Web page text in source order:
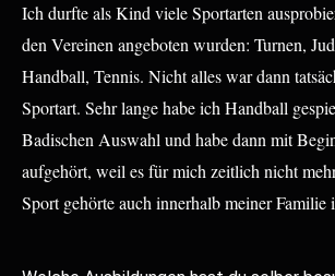
Ich durfte als Kind viele Sportarten
den Vereinen angeboten wurden: Turnen,
Handball, Tennis. Nicht alles war dann
Sportart. Sehr lange habe ich Handball
Badischen Auswahl und habe dann mit
aufgehört, weil es für mich zeitlich nicht
Sport gehörte auch innerhalb meiner Familie